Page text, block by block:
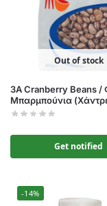
Out of stock
3A Cranberry Beans /
Μπαρμπούνια
Get notified
-14%